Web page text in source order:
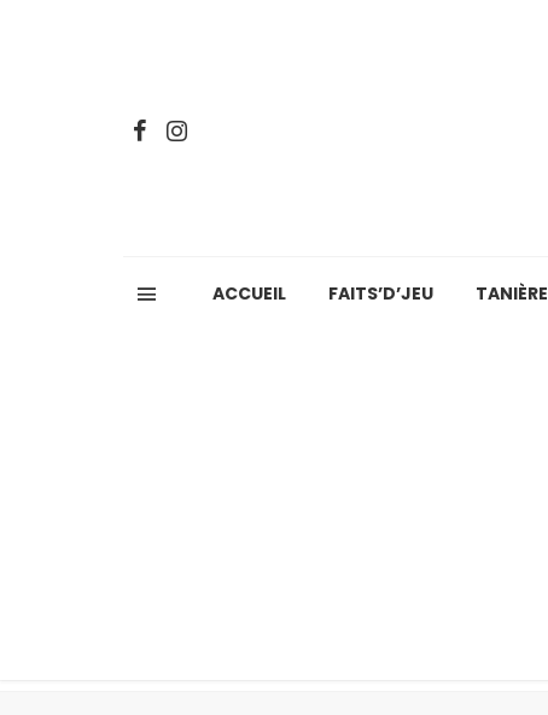
ACCUEIL FAITS’D’JEU TANIÈRE